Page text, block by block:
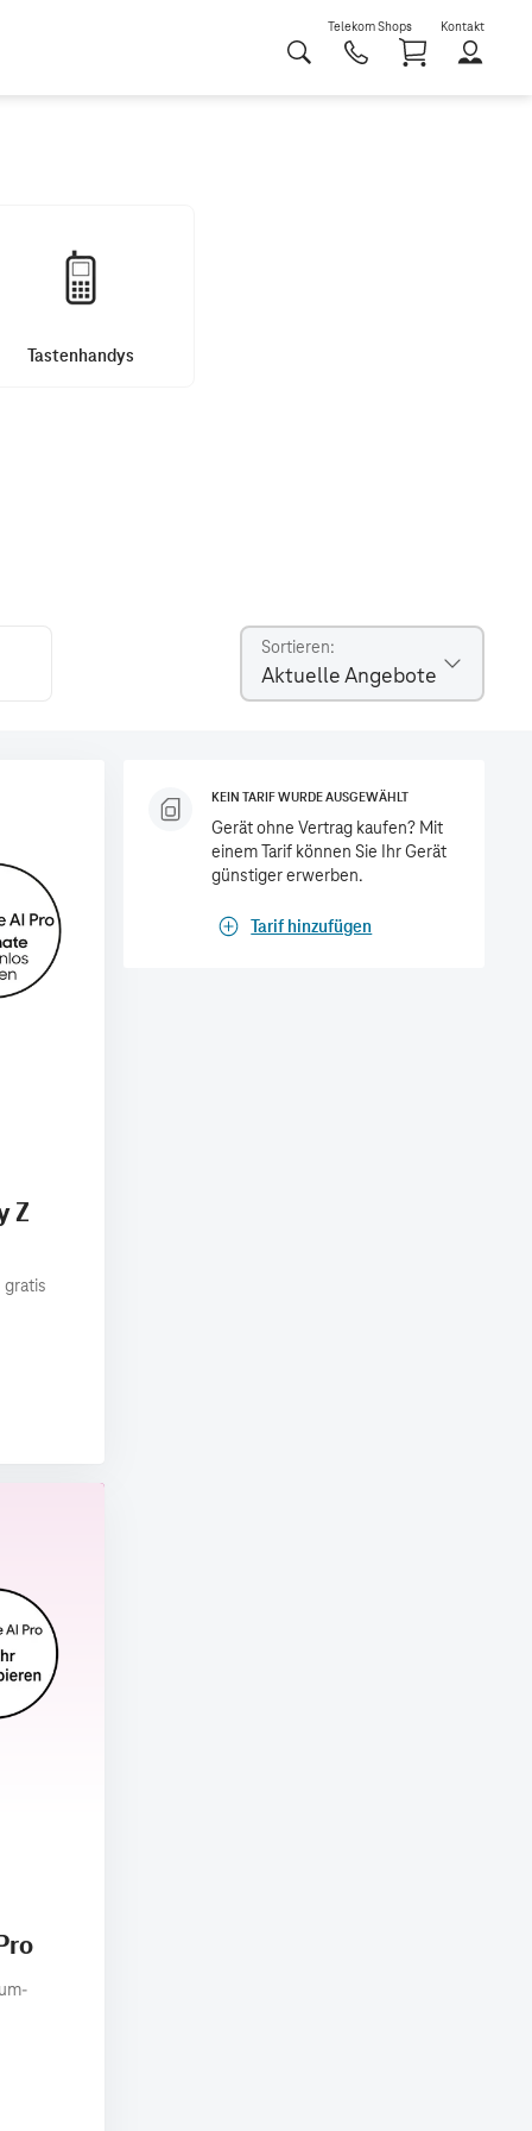
Telekom Shops Kontakt
Tastenhandys
Sortieren
Aktuelle Angebote
Z
gratis
KEIN TARIF WURDE AUSGEWÄHLT
Gerät ohne Vertrag kaufen? Mit
einem Tarif können Sie Ihr Gerät
günstiger erwerben.
Tarif hinzufügen